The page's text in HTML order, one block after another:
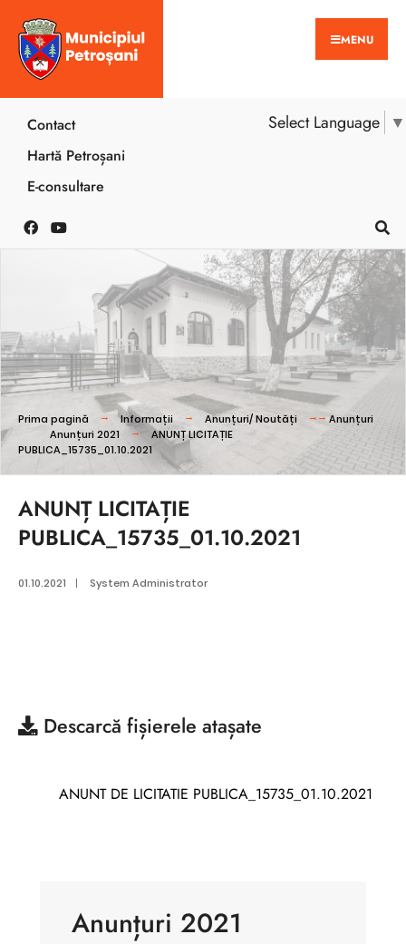
MENU
Select Language ▼
Contact
Hartă Petroșani
E-consultare
Prima pagină Informații Anunțuri/ Noutăți
Anunțuri
Anunțuri 2021
ANUNȚ LICITAȚIE
PUBLICA_15735_01.10.2021
ANUNȚ LICITAȚIE
PUBLICA_15735_01.10.2021
01.10.2021 | System Administrator
Descarcă fișierele atașate
ANUNT DE LICITATIE PUBLICA_15735_01.10.2021
Anunțuri 2021